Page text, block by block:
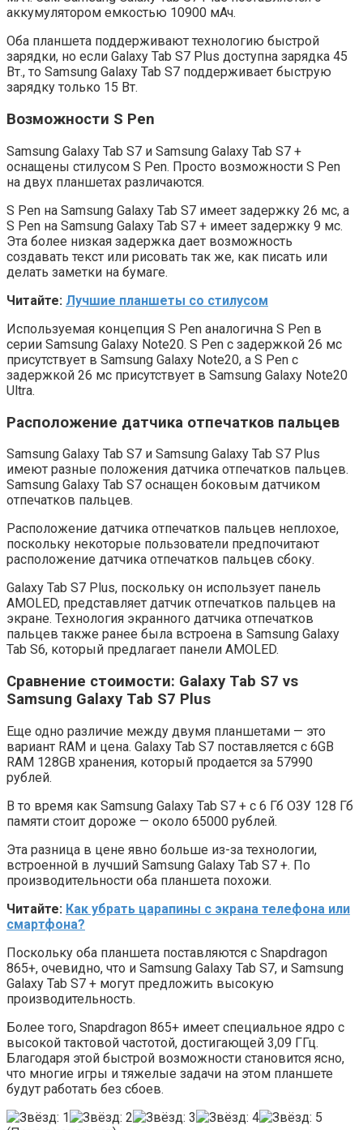
аккумулятором емкостью 10900 мАч.
Оба планшета поддерживают технологию быстрой
зарядки, но если Galaxy Tab S7 Plus доступна зарядка 45
Вт., то Samsung Galaxy Tab S7 поддерживает быструю
зарядку только 15 Вт.
Возможности S Pen
Samsung Galaxy Tab S7 и Samsung Galaxy Tab S7 +
оснащены стилусом S Pen. Просто возможности S Pen
на двух планшетах различаются.
S Pen на Samsung Galaxy Tab S7 имеет задержку 26 мс, а
S Pen на Samsung Galaxy Tab S7 + имеет задержку 9 мс.
Эта более низкая задержка дает возможность
создавать текст или рисовать так же, как писать или
делать заметки на бумаге.
Читайте: Лучшие планшеты со стилусом
Используемая концепция S Pen аналогична S Pen в
серии Samsung Galaxy Note20. S Pen с задержкой 26 мс
присутствует в Samsung Galaxy Note20, а S Pen с
задержкой 26 мс присутствует в Samsung Galaxy Note20
Ultra.
Расположение датчика отпечатков пальцев
Samsung Galaxy Tab S7 и Samsung Galaxy Tab S7 Plus
имеют разные положения датчика отпечатков пальцев.
Samsung Galaxy Tab S7 оснащен боковым датчиком
отпечатков пальцев.
Расположение датчика отпечатков пальцев неплохое,
поскольку некоторые пользователи предпочитают
расположение датчика отпечатков пальцев сбоку.
Galaxy Tab S7 Plus, поскольку он использует панель
AMOLED, представляет датчик отпечатков пальцев на
экране. Технология экранного датчика отпечатков
пальцев также ранее была встроена в Samsung Galaxy
Tab S6, который предлагает панели AMOLED.
Сравнение стоимости: Galaxy Tab S7 vs
Samsung Galaxy Tab S7 Plus
Еще одно различие между двумя планшетами — это
вариант RAM и цена. Galaxy Tab S7 поставляется с 6GB
RAM 128GB хранения, который продается за 57990
рублей.
В то время как Samsung Galaxy Tab S7 + с 6 Гб ОЗУ 128 Гб
памяти стоит дороже — около 65000 рублей.
Эта разница в цене явно больше из-за технологии,
встроенной в лучший Samsung Galaxy Tab S7 +. По
производительности оба планшета похожи.
Читайте: Как убрать царапины с экрана телефона или
смартфона?
Поскольку оба планшета поставляются с Snapdragon
865+, очевидно, что и Samsung Galaxy Tab S7, и Samsung
Galaxy Tab S7 + могут предложить высокую
производительность.
Более того, Snapdragon 865+ имеет специальное ядро ​​с
высокой тактовой частотой, достигающей 3,09 ГГц.
Благодаря этой быстрой возможности становится ясно,
что многие игры и тяжелые задачи на этом планшете
будут работать без сбоев.